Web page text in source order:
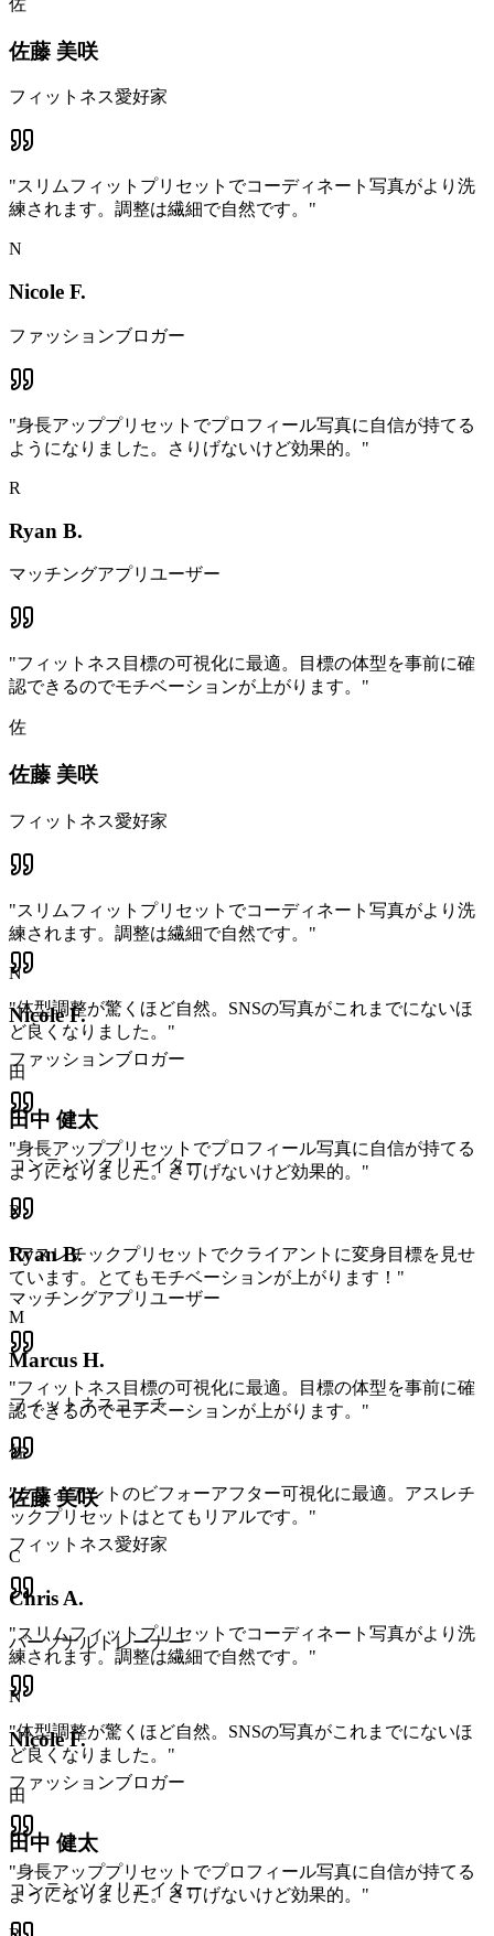
佐
佐藤 美咲
フィットネス愛好家
"スリムフィットプリセットでコーディネート写真がより洗
練されます。調整は繊細で自然です。 "
N
Nicole F.
ファッションブロガー
"身長アッププリセットでプロフィール写真に自信が持てる
ようになりました。さりげないけど効果的。 "
R
Ryan B.
マッチングアプリユーザー
"フィットネス目標の可視化に最適。目標の体型を事前に確
認できるのでモチベーションが上がります。 "
佐
佐藤 美咲
フィットネス愛好家
"スリムフィットプリセットでコーディネート写真がより洗
練されます。調整は繊細で自然です。 "
N
Nicole F.
ファッションブロガー
"身長アッププリセットでプロフィール写真に自信が持てる
ようになりました。さりげないけど効果的。 "
R
Ryan B.
マッチングアプリユーザー
"フィットネス目標の可視化に最適。目標の体型を事前に確
認できるのでモチベーションが上がります。 "
佐
佐藤 美咲
フィットネス愛好家
"スリムフィットプリセットでコーディネート写真がより洗
練されます。調整は繊細で自然です。 "
N
Nicole F.
ファッションブロガー
"身長アッププリセットでプロフィール写真に自信が持てる
ようになりました。さりげないけど効果的。 "
"体型調整が驚くほど自然。SNSの写真がこれまでにないほ
ど良くなりました。 "
田
田中 健太
コンテンツクリエイター
"アスレチックプリセットでクライアントに変身目標を見せ
ています。とてもモチベーションが上がります！ "
M
Marcus H.
フィットネスコーチ
"クライアントのビフォーアフター可視化に最適。アスレチ
ックプリセットはとてもリアルです。 "
C
Chris A.
パーソナルトレーナー
"体型調整が驚くほど自然。SNSの写真がこれまでにないほ
ど良くなりました。 "
田
田中 健太
コンテンツクリエイター